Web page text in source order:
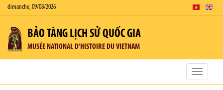
dimanche, 09/08/2026
BẢO TÀNG LỊCH SỬ QUỐC GIA
MUSÉE NATIONAL D'HISTOIRE DU VIETNAM
Toggle